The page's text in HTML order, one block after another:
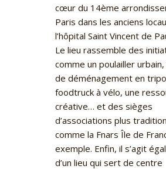
cœur du 14ème
Paris dans les anciens
l’hôpital Saint Vincent de
Le lieu rassemble des
comme un poulailler
de déménagement en
foodtruck à vélo, une
créative… et des sièges
d’associations plus
comme la Fnars Île de
exemple. Enfin, il s’agit
d’un lieu qui sert de centre